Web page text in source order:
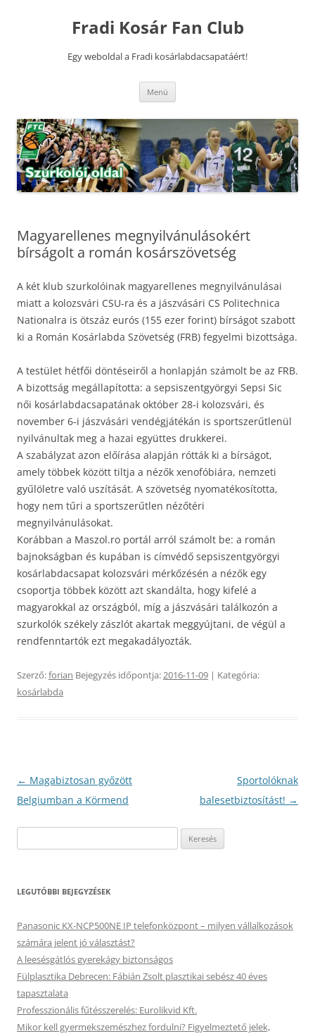
Fradi Kosár Fan Club
Egy weboldal a Fradi kosárlabdacsapatáért!
Menü
Magyarellenes megnyilvánulásokért
bírságolt a román kosárszövetség
A két klub szurkolóinak magyarellenes megnyilvánulásai
miatt a kolozsvári CSU-ra és a jászvásári CS Politechnica
Nationalra is ötszáz eurós (155 ezer forint) bírságot szabott
ki a Román Kosárlabda Szövetség (FRB) fegyelmi bizottsága.
A testület hétfői döntéseiről a honlapján számolt be az FRB.
A bizottság megállapította: a sepsiszentgyörgyi Sepsi Sic
női kosárlabdacsapatának október 28-i kolozsvári, és
november 6-i jászvásári vendégjátékán is sportszerűtlenül
nyilvánultak meg a hazai együttes drukkerei.
A szabályzat azon előírása alapján rótták ki a bírságot,
amely többek között tiltja a nézők xenofóbiára, nemzeti
gyűlöletre való uszítását. A szövetség nyomatékosította,
hogy nem tűri a sportszerűtlen nézőtéri
megnyilvánulásokat.
Korábban a Maszol.ro portál arról számolt be: a román
bajnokságban és kupában is címvédő sepsiszentgyörgyi
kosárlabdacsapat kolozsvári mérkőzésén a nézők egy
csoportja többek között azt skandálta, hogy kifelé a
magyarokkal az országból, míg a jászvásári találkozón a
szurkolók székely zászlót akartak meggyújtani, de végül a
rendfenntartók ezt megakadályozták.
Szerző:forian Bejegyzés időpontja:2016-11-09 | Kategória:
kosárlabda
Bejegyzés
navigáció
← Magabiztosan győzött
Belgiumban a Körmend
Sportolóknak
balesetbiztosítást! →
LEGUTÓBBI BEJEGYZÉSEK
Panasonic KX-NCP500NE IP telefonközpont – milyen vállalkozások
számára jelent jó választást?
A leesésgátlós gyerekágy biztonságos
Fülplasztika Debrecen: Fábián Zsolt plasztikai sebész 40 éves
tapasztalata
Professzionális fűtésszerelés: Eurolikvid Kft.
Mikor kell gyermekszemészhez fordulni? Figyelmeztető jelek,